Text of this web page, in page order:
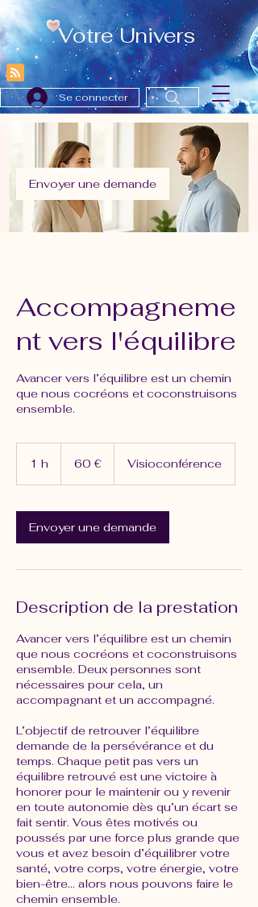
Votre Univers
Se connecter
Envoyer une demande
Accompagneme
nt vers l'équilibre
Avancer vers l’équilibre est un chemin
que nous cocréons et coconstruisons
ensemble.
1 h 60 € Visioconférence
Envoyer une demande
Description de la prestation
Avancer vers l’équilibre est un chemin
que nous cocréons et coconstruisons
ensemble. Deux personnes sont
nécessaires pour cela, un
accompagnant et un accompagné.
L’objectif de retrouver l’équilibre
demande de la persévérance et du
temps. Chaque petit pas vers un
équilibre retrouvé est une victoire à
honorer pour le maintenir ou y revenir
en toute autonomie dès qu’un écart se
fait sentir. Vous êtes motivés ou
poussés par une force plus grande que
vous et avez besoin d’équilibrer votre
santé, votre corps, votre énergie, votre
bien-être… alors nous pouvons faire le
chemin ensemble.